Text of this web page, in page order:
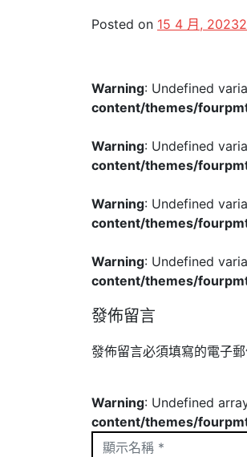
Posted on 15 4 月, 2023
Warning: Undefined
content/themes/
Warning: Undefined
content/themes/
Warning: Undefined
content/themes/
Warning: Undefined
content/themes/
發佈留言
發佈留言必須填寫的電子
Warning: Undefined
content/themes/